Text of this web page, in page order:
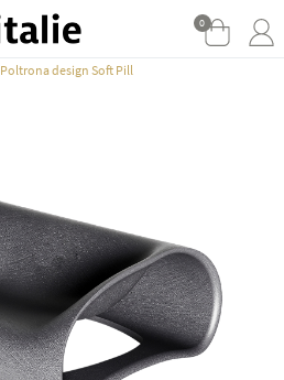
0
Poltrona design Soft Pill